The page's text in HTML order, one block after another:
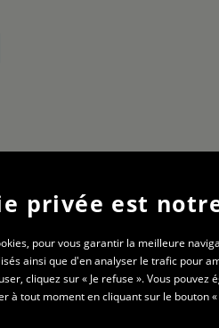
Gymnase St-Roch
01000 Bourg-en-Bresse
privée est
pour vous garantir la meilleure
ainsi que d'en analyser le trafic pour
cliquez sur « Je refuse ». Vous
à tout moment en cliquant sur le bouton